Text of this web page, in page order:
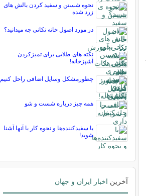
نحوه شستن و سفید کردن بالش های
زرد شده
در مورد اصول خانه تکانی چه میدانید؟
نکته های طلایی برای تمیزکردن
آشپزخانه!
چطورمشکل وسایل اضافی راحل کنیم
همه چیز درباره شست و شو
با سفیدکننده‌ها و نحوه کار با آنها آشنا
شوید!
آخرین اخبار ایران و جهان